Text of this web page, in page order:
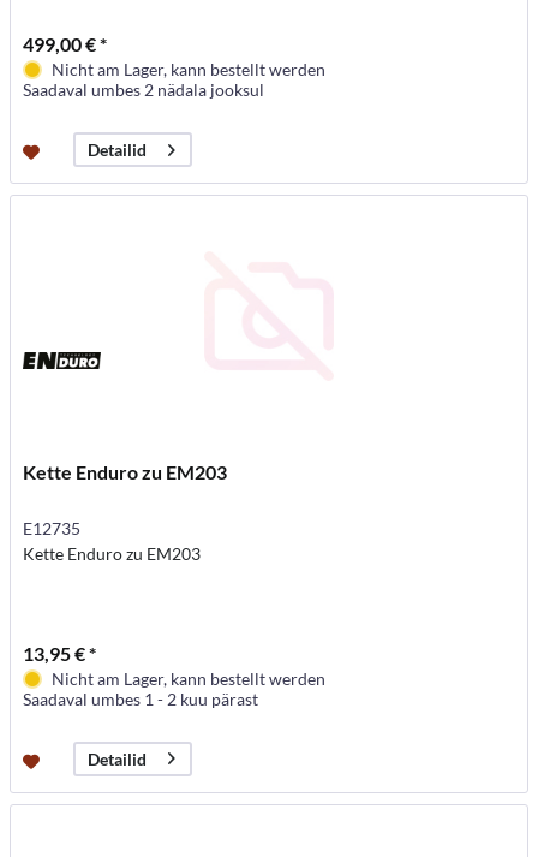
499,00 € *
Nicht am Lager, kann bestellt werden
Saadaval umbes 2 nädala jooksul
Detailid
Kette Enduro zu EM203
E12735
Kette Enduro zu EM203
13,95 € *
Nicht am Lager, kann bestellt werden
Saadaval umbes 1 - 2 kuu pärast
Detailid